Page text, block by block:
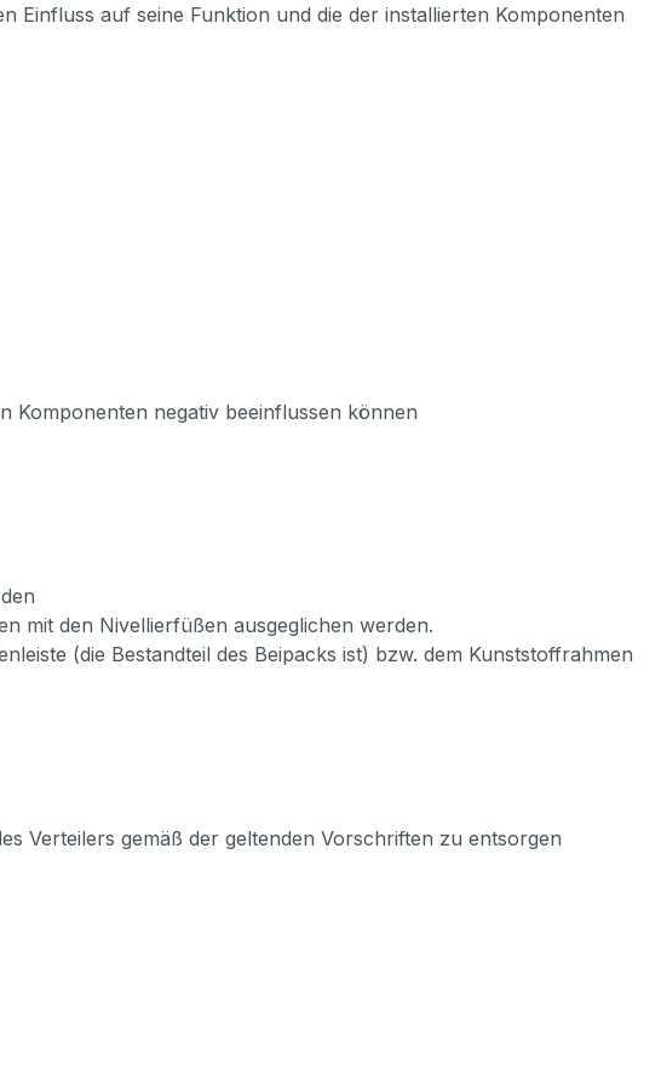
Einfluss auf seine Funktion und die der installierten Komponenten
Komponenten negativ beeinflussen können
mit den Nivellierfüßen ausgeglichen werden.
(die Bestandteil des Beipacks ist) bzw. dem Kunststoffrahmen
Verteilers gemäß der geltenden Vorschriften zu entsorgen